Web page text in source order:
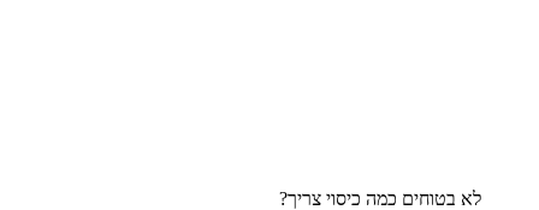
לא בטוחים כמה כיסוי צריך?